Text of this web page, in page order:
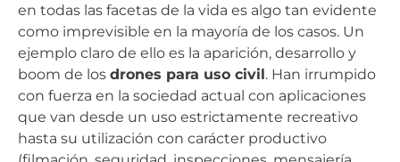
en todas las facetas de la vida es algo tan evidente
como imprevisible en la mayoría de los casos. Un
ejemplo claro de ello es la aparición, desarrollo y
boom de los drones para uso civil. Han irrumpido
con fuerza en la sociedad actual con aplicaciones
que van desde un uso estrictamente recreativo
hasta su utilización con carácter productivo